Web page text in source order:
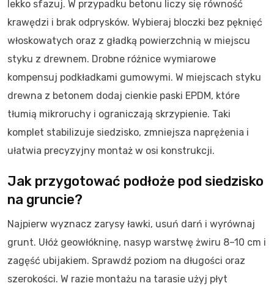
lekko sfazuj. W przypadku betonu liczy się równość
krawędzi i brak odprysków. Wybieraj bloczki bez pęknięć
włoskowatych oraz z gładką powierzchnią w miejscu
styku z drewnem. Drobne różnice wymiarowe
kompensuj podkładkami gumowymi. W miejscach styku
drewna z betonem dodaj cienkie paski EPDM, które
tłumią mikroruchy i ograniczają skrzypienie. Taki
komplet stabilizuje siedzisko, zmniejsza naprężenia i
ułatwia precyzyjny montaż w osi konstrukcji.
Jak przygotować podłoże pod siedzisko
na gruncie?
Najpierw wyznacz zarysy ławki, usuń darń i wyrównaj
grunt. Ułóż geowłókninę, nasyp warstwę żwiru 8–10 cm i
zagęść ubijakiem. Sprawdź poziom na długości oraz
szerokości. W razie montażu na tarasie użyj płyt